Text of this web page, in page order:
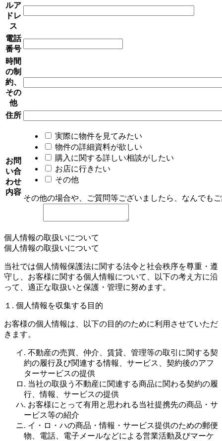
ルア
ドレ
ス
電話
番号
時間
の制
約、
その
他
住所
お問
い合
わせ
内容
実際に物件を見てみたい
物件の詳細資料が欲しい
購入に関する詳しい相談がしたい
お店に行きたい
その他
その他の場合や、ご質問等ございましたら、なんでも
個人情報の取扱いについて
個人情報の取扱いについて
当社では個人情報保護法に関する法令と社会秩序を尊重・遵
守し、お客様に関する個人情報について、以下の考え方に沿
って、適正な取扱いと保護・管理に努めます。
１. 個人情報を収集する目的
お客様の個人情報は、以下の目的のために利用させていただ
きます。
イ. 不動産の売買、仲介、賃貸、管理等の取引に関する契
約の履行及び関連する情報、サービス、契約後のアフ
ターサービスの提供
ロ. 当社の取扱う不動産に関連する商品に関わる契約の履
行、情報、サービスの提供
ハ. お客様にとって有用と思われる当社提携先の商品・サ
ービス等の紹介
ニ. イ・ロ・ハの商品・情報・サービス提供のための郵便
物、電話、電子メールなどによる営業活動及びマーケ